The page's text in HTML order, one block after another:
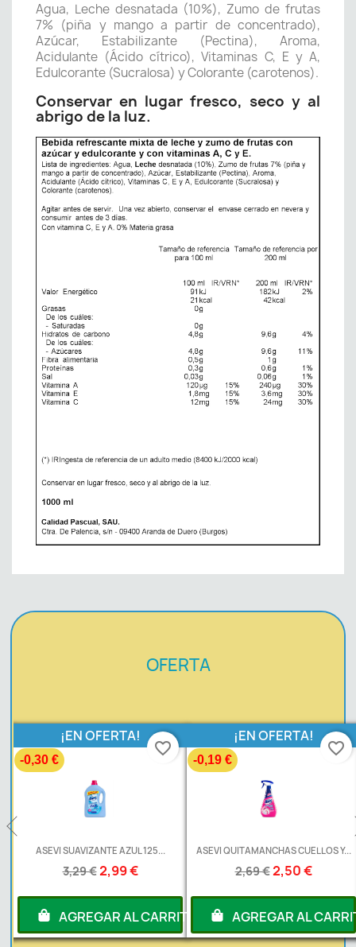
Agua, Leche desnatada (10%), Zumo de frutas
7% (piña y mango a partir de concentrado),
Azúcar, Estabilizante (Pectina), Aroma,
Acidulante (Ácido cítrico), Vitaminas C, E y A,
Edulcorante (Sucralosa) y Colorante (carotenos).
Conservar en lugar fresco, seco y al
abrigo de la luz.
OFERTA
ASEVI SUAVIZANTE AZUL 125...
3,29 €2,99 €
¡EN OFERTA!
-0,30 €
AGREGAR AL CARRITO
favorite_border
ASEVI QUITAMANCHAS CUELLOS Y...
2,69 €2,50 €
¡EN OFERTA!
-0,19 €
AGREGAR AL
favorite_border